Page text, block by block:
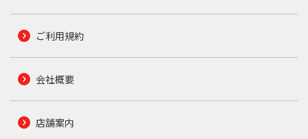
ご利用規約
会社概要
店舗案内